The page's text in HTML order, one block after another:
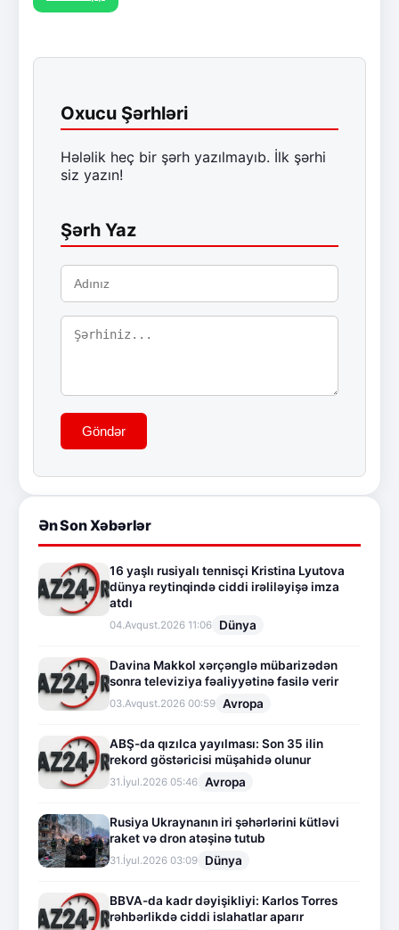
Oxucu Şərhləri
Hələlik heç bir şərh yazılmayıb. İlk şərhi
siz yazın!
Şərh Yaz
Göndər
Ən Son Xəbərlər
16 yaşlı rusiyalı tennisçi Kristina Lyutova
dünya reytinqində ciddi irəliləyişə imza
atdı
04.Avqust.2026 11:06 Dünya
Davina Makkol xərçənglə mübarizədən
sonra televiziya fəaliyyətinə fasilə verir
03.Avqust.2026 00:59 Avropa
ABŞ-da qızılca yayılması: Son 35 ilin
rekord göstəricisi müşahidə olunur
31.İyul.2026 05:46 Avropa
Rusiya Ukraynanın iri şəhərlərini kütləvi
raket və dron atəşinə tutub
31.İyul.2026 03:09 Dünya
BBVA-da kadr dəyişikliyi: Karlos Torres
rəhbərlikdə ciddi islahatlar aparır